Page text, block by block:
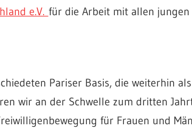
e.V. für die Arbeit mit allen jungen
Pariser Basis, die weiterhin
wir an der Schwelle zum dritten
für Frauen und